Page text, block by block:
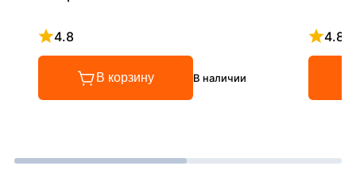
4.8
Рейтинг 4.8 из 5
В корзину В наличии
4.8